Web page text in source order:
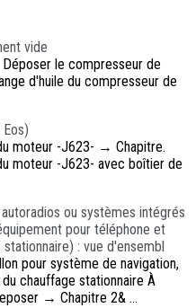
vide
le compresseur de
d'huile du compresseur de
moteur -J623- → Chapitre.
moteur -J623- avec boîtier de
ou systèmes intégrés
pour téléphone et
: vue d'ensembl
pour système de navigation,
chauffage stationnaire À
→ Chapitre 2& ...